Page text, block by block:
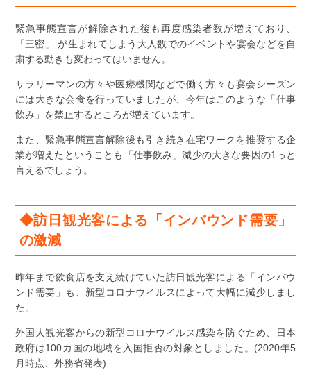
緊急事態宣言が解除された後も再度感染者数が増えており、
「三密」 が生まれてしまう大人数でのイベントや宴会などを自
粛する動きも変わってはいません。
サラリーマンの方々や医療機関などで働く方々も宴会シーズン
には大きな会食を行っていましたが、今年はこのような「仕事
飲み」を禁止するところが増えています。
また、緊急事態宣言解除後も引き続き在宅ワークを推奨する企
業が増えたということも「仕事飲み」減少の大きな要因の1っと
言えるでしょう。
◆訪日観光客による「インバウンド需要」
の激減
昨年まで飲食店を支え続けていた訪日観光客による「インバウ
ンド需要」も、新型コロナウイルスによって大幅に減少しまし
た。
外国人観光客からの新型コロナウイルス感染を防ぐため、日本
政府は100カ国の地域を入国拒否の対象としました。(2020年5
月時点、外務省発表)